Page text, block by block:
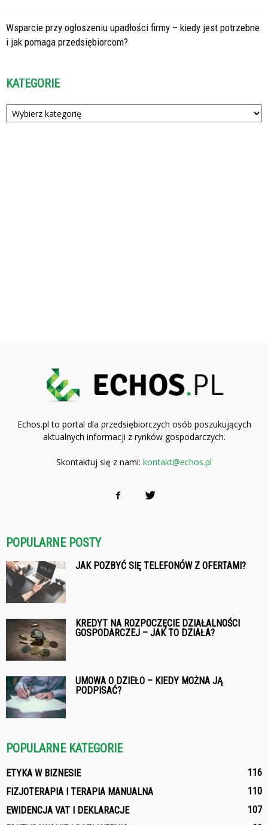
Wsparcie przy ogłoszeniu upadłości firmy – kiedy jest potrzebne
i jak pomaga przedsiębiorcom?
KATEGORIE
Kategorie
Echos.pl to portal dla przedsiębiorczych osób poszukujących
aktualnych informacji z rynków gospodarczych.
Skontaktuj się z nami: kontakt@echos.pl
POPULARNE POSTY
JAK POZBYĆ SIĘ TELEFONÓW Z OFERTAMI?
KREDYT NA ROZPOCZĘCIE DZIAŁALNOŚCI
GOSPODARCZEJ – JAK TO DZIAŁA?
UMOWA O DZIEŁO – KIEDY MOŻNA JĄ
PODPISAĆ?
POPULARNE KATEGORIE
ETYKA W BIZNESIE
116
FIZJOTERAPIA I TERAPIA MANUALNA
110
EWIDENCJA VAT I DEKLARACJE
107